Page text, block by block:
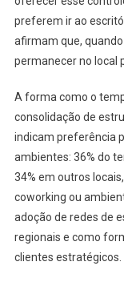
preferem ir ao
afirmam que,
permanecer no local
A forma como o
consolidação de
indicam preferência
ambientes: 36% do
34% em outros
coworking ou
adoção de redes de
regionais e como
clientes estratégicos.